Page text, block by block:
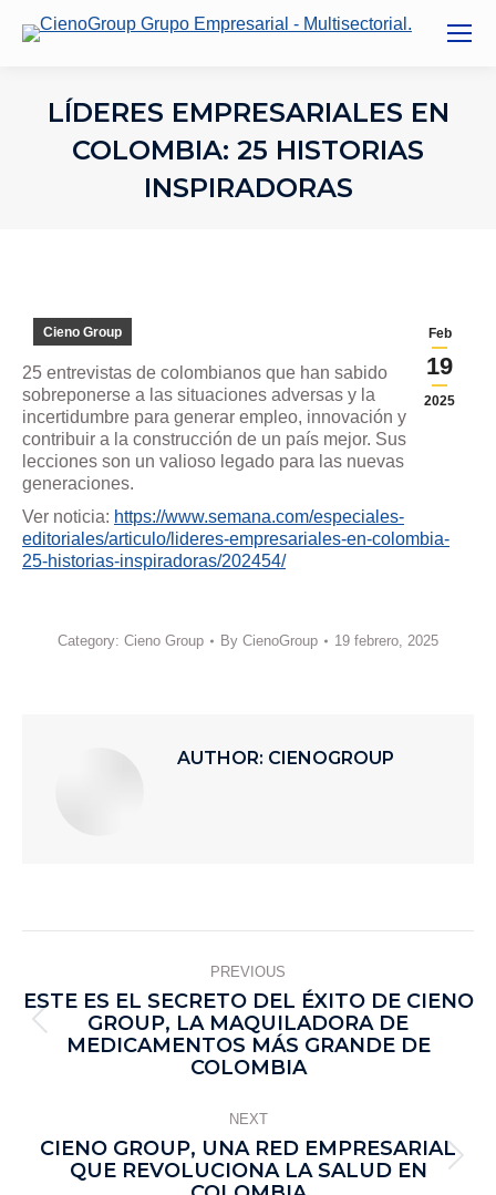
LÍDERES EMPRESARIALES EN
COLOMBIA: 25 HISTORIAS
INSPIRADORAS
Feb
19
2025
Cieno Group
25 entrevistas de colombianos que han sabido
sobreponerse a las situaciones adversas y la
incertidumbre para generar empleo, innovación y
contribuir a la construcción de un país mejor. Sus
lecciones son un valioso legado para las nuevas
generaciones.
Ver noticia: https://www.semana.com/especiales-
editoriales/articulo/lideres-empresariales-en-colombia-
25-historias-inspiradoras/202454/
Category: Cieno Group By CienoGroup 19 febrero, 2025
AUTHOR: CIENOGROUP
PREVIOUS
ESTE ES EL SECRETO DEL ÉXITO DE CIENO
GROUP, LA MAQUILADORA DE
MEDICAMENTOS MÁS GRANDE DE
COLOMBIA
NEXT
CIENO GROUP, UNA RED EMPRESARIAL
QUE REVOLUCIONA LA SALUD EN